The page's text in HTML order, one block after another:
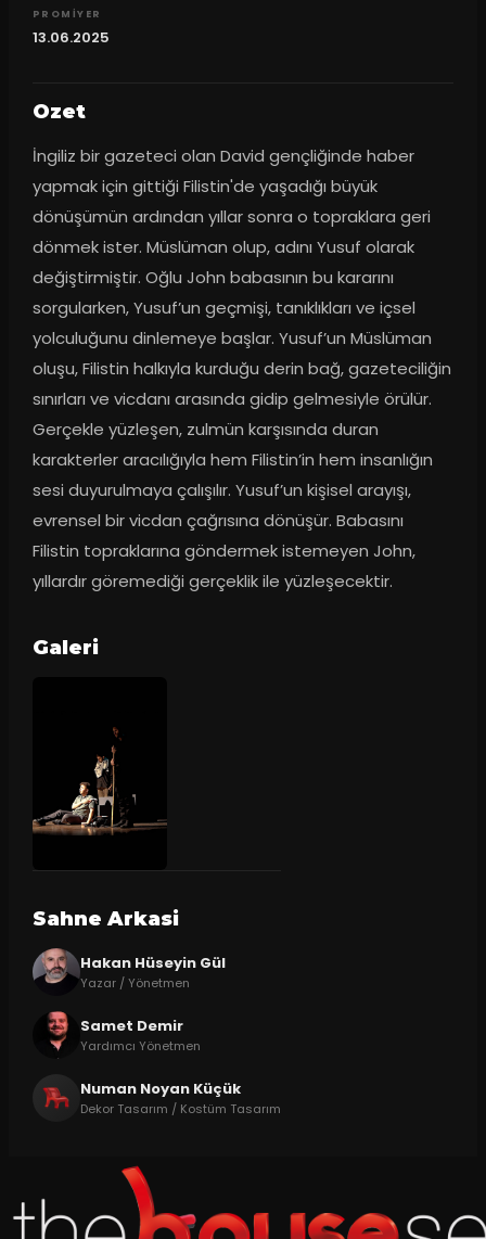
PROMIYER
13.06.2025
Ozet
İngiliz bir gazeteci olan David gençliğinde haber
yapmak için gittiği Filistin'de yaşadığı büyük
dönüşümün ardından yıllar sonra o topraklara geri
dönmek ister. Müslüman olup, adını Yusuf olarak
değiştirmiştir. Oğlu John babasının bu kararını
sorgularken, Yusuf’un geçmişi, tanıklıkları ve içsel
yolculuğunu dinlemeye başlar. Yusuf’un Müslüman
oluşu, Filistin halkıyla kurduğu derin bağ, gazeteciliğin
sınırları ve vicdanı arasında gidip gelmesiyle örülür.
Gerçekle yüzleşen, zulmün karşısında duran
karakterler aracılığıyla hem Filistin’in hem insanlığın
sesi duyurulmaya çalışılır. Yusuf’un kişisel arayışı,
evrensel bir vicdan çağrısına dönüşür. Babasını
Filistin topraklarına göndermek istemeyen John,
yıllardır göremediği gerçeklik ile yüzleşecektir.
Galeri
Sahne Arkasi
Hakan Hüseyin Gül
Yazar / Yönetmen
Samet Demir
Yardımcı Yönetmen
Numan Noyan Küçük
Dekor Tasarım / Kostüm Tasarım